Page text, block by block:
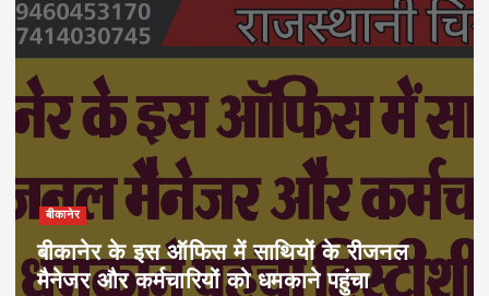
बीकानेर
बीकानेर के इस ऑफिस में साथियों के रीजनल
मैनेजर और कर्मचारियों को धमकाने पहुंचा